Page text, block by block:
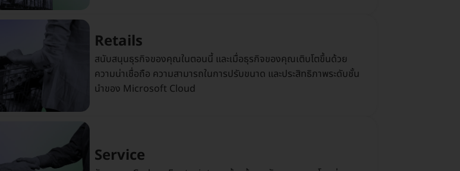
Retails
สนับสนุนธุรกิจของคุณในตอนนี้ และเมื่อธุรกิจของคุณเติบโตขึ้นด้วย
ความน่าเชื่อถือ ความสามารถในการปรับขนาด และประสิทธิภาพระดับชั้น
นําของ Microsoft Cloud
Service